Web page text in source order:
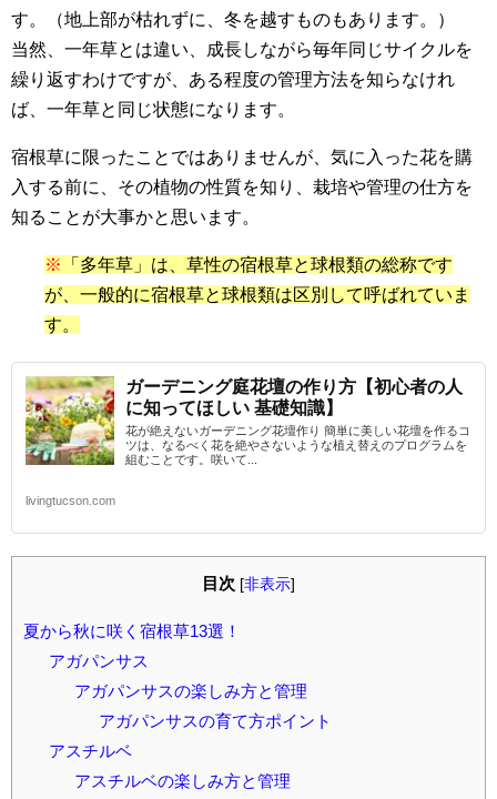
す。（地上部が枯れずに、冬を越すものもあります。）
当然、一年草とは違い、成長しながら毎年同じサイクルを
繰り返すわけですが、ある程度の管理方法を知らなけれ
ば、一年草と同じ状態になります。
宿根草に限ったことではありませんが、気に入った花を購
入する前に、その植物の性質を知り、栽培や管理の仕方を
知ることが大事かと思います。
※
「多年草」は、草性の宿根草と球根類の総称です
が、一般的に宿根草と球根類は区別して呼ばれていま
す。
ガーデニング庭花壇の作り方【初心者の人
に知ってほしい 基礎知識】
花が絶えないガーデニング花壇作り 簡単に美しい花壇を作るコ
ツは、なるべく花を絶やさないような植え替えのプログラムを
組むことです。咲いて...
livingtucson.com
目次 [非表示]
夏から秋に咲く宿根草13選！
アガパンサス
アガパンサスの楽しみ方と管理
アガパンサスの育て方ポイント
アスチルベ
アスチルベの楽しみ方と管理